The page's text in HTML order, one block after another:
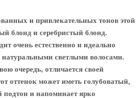
и привлекательных тонов этой
блонд и серебристый блонд.
очень естественно и идеально
натуральными светлыми волосами.
очередь, отличается своей
оттенок может иметь голубоватый,
и напоминает ярко